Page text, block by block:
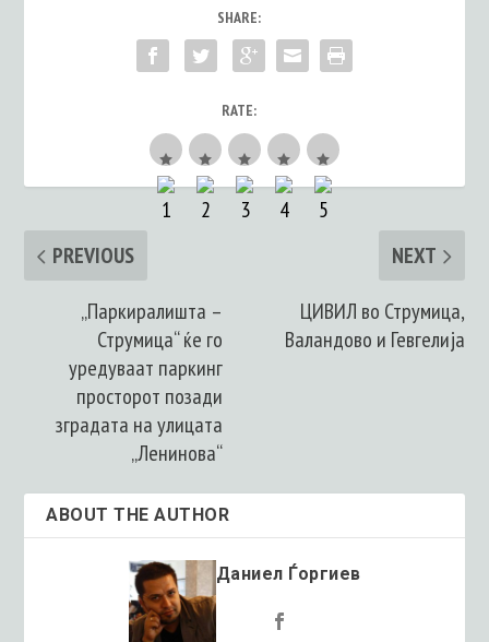
SHARE:
RATE:
PREVIOUS
„Паркиралишта –
Струмица“ ќе го
уредуваат паркинг
просторот позади
зградата на улицата
„Ленинова“
NEXT
ЦИВИЛ во Струмица,
Валандово и Гевгелија
ABOUT THE AUTHOR
Даниел Ѓоргиев